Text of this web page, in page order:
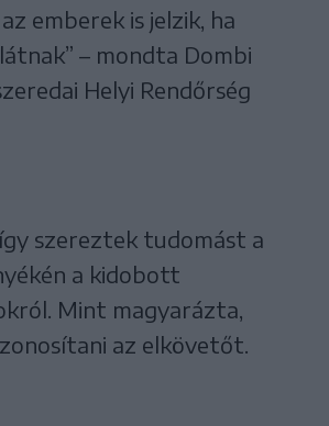
emberek is jelzik, ha
– mondta Dombi
Helyi Rendőrség
szereztek tudomást a
a kidobott
Mint magyarázta,
az elkövetőt.